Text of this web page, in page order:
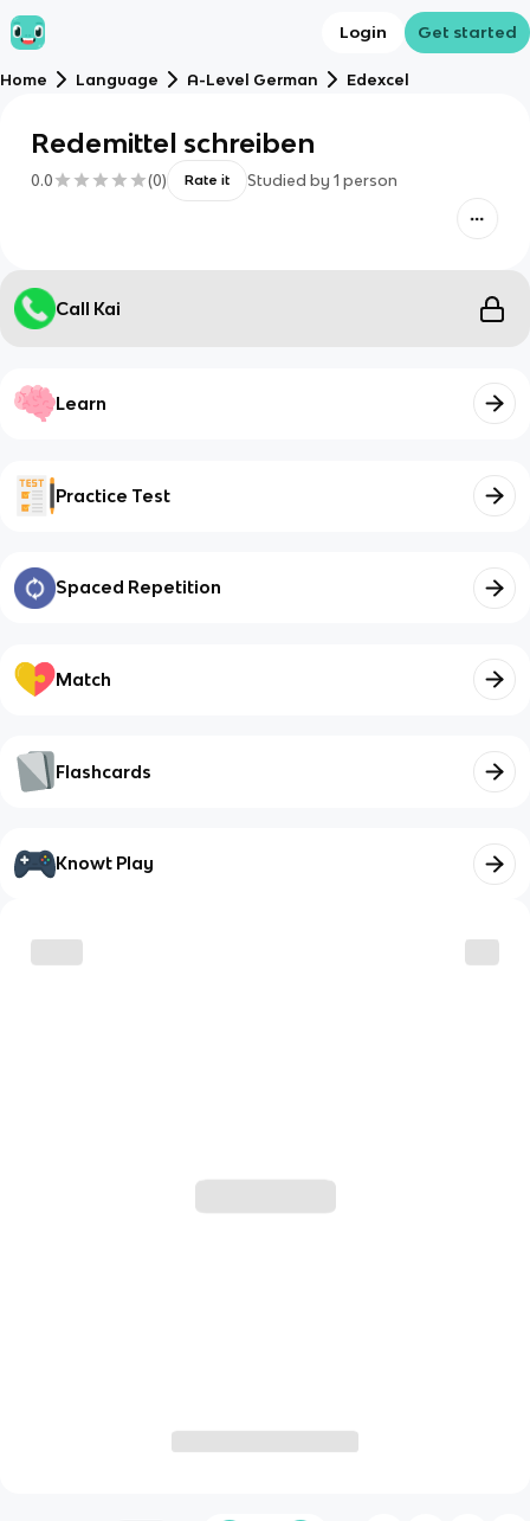
Login Get started
Home Language A-Level German Edexcel
Redemittel schreiben
0.0 (0) Rate it Studied by 1 person
Call Kai
Learn
Practice Test
Spaced Repetition
Match
Flashcards
Knowt Play